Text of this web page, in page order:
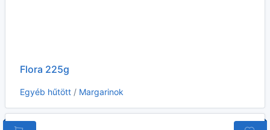
Flora 225g
Egyéb hűtött / Margarinok